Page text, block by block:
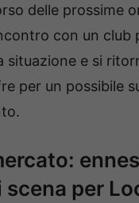
delle prossime
con un club
situazione e si
per un possibile
per